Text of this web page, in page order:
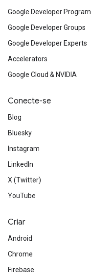
Google Developer Program
Google Developer Groups
Google Developer Experts
Accelerators
Google Cloud & NVIDIA
Conecte-se
Blog
Bluesky
Instagram
LinkedIn
X (Twitter)
YouTube
Criar
Android
Chrome
Firebase